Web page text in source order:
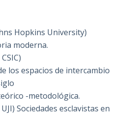
Hopkins University)
moderna.
los espacios de intercambio
-metodológica.
Sociedades esclavistas en